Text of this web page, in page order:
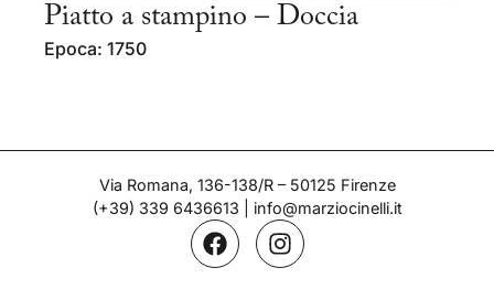
Piatto a stampino – Doccia
Epoca: 1750
Via Romana, 136-138/R – 50125 Firenze
(+39) 339 6436613
info@marziocinelli.it